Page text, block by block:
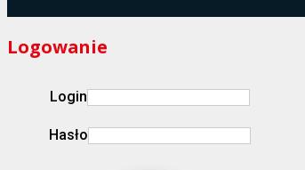
Logowanie
Login
Hasło